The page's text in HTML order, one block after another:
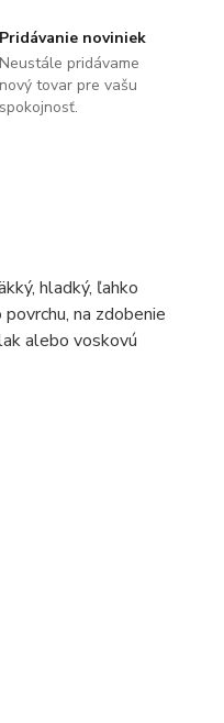
Pridávanie noviniek
Neustále pridávame
nový tovar pre vašu
spokojnosť.
hladký, ľahko
na zdobenie
alebo voskovú